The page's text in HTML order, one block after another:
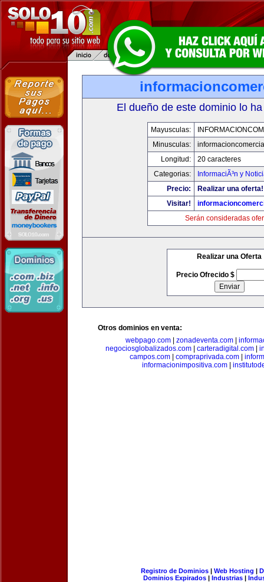
El dueño de este dominio lo
Mayusculas:
Minusculas:
Longitud:
20 caracteres
Categorias:
InformaciÃ³n y
Precio:
Realizar una oferta!
Visitar!
Serán consideradas
Realizar una Oferta
Precio Ofrecido $
Otros dominios en venta:
webpago.com
zonadeventa.com
negociosglobalizados.com
carteradigital.com
campos.com
compraprivada.com
informacionimpositiva.com
Registro de Dominios| Web Hosting |
Dominios Expirados | Industrias |